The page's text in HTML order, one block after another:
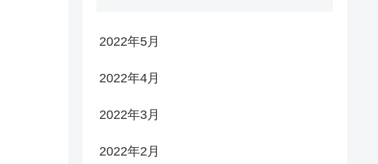
2022年5月
2022年4月
2022年3月
2022年2月